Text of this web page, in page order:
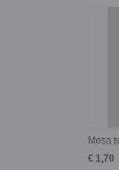
Mosa
€ 1,70